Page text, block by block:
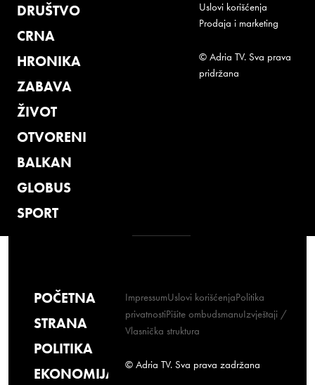
DRUŠTVO
CRNA
HRONIKA
ZABAVA
ŽIVOT
OTVORENI
BALKAN
GLOBUS
SPORT
Uslovi korišćenja
Prodaja i marketing
© Adria TV. Sva prava
pridržana
POČETNA
STRANA
POLITIKA
EKONOMIJA
ImpressumUslovi korišćenjaPolitika
privatnostiPišite ombudsmanuIzvještaji /
Vlasnička struktura
© Adria TV. Sva prava zadržana